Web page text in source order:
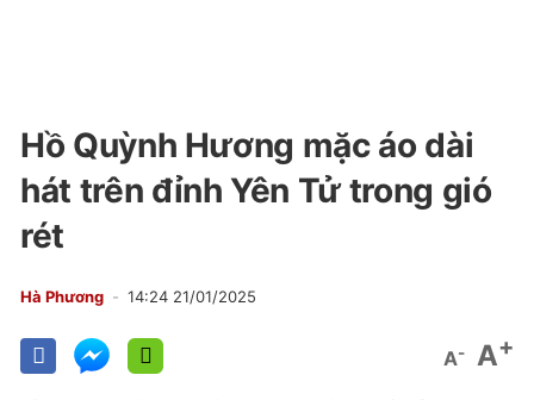
Hồ Quỳnh Hương mặc áo dài
hát trên đỉnh Yên Tử trong gió
rét
Hà Phương 14:24 21/01/2025
A- A+